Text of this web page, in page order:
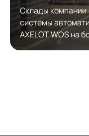
Склады
системы
AXELOT WOS на
автоматизации